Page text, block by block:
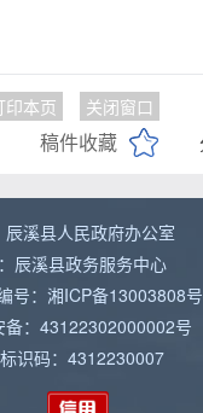
印本页 关闭窗口
稿件收藏
辰溪县人民政府办公室
辰溪县政务服务中心
号：湘ICP备13003808
备：43122302000002号
识码：4312230007